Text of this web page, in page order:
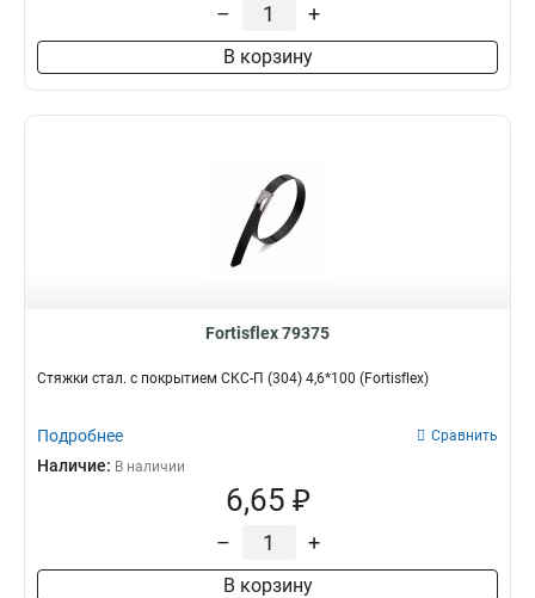
– +
В корзину
Fortisflex 79375
Стяжки стал. с покрытием СКС-П (304) 4,6*100 (Fortisflex)
Подробнее Сравнить
Наличие: В наличии
6,65 ₽
– +
В корзину